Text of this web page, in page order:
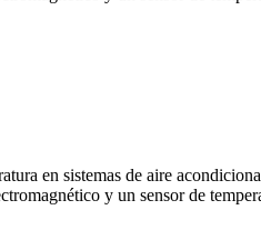
en sistemas de aire
y un sensor de